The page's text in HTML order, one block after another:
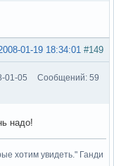
#149
01-19 18:34:01
01-05
Сообщений: 59
надо!
хотим увидеть." Ганди